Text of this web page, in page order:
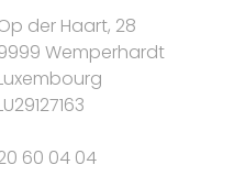
der Haart, 28
Wemperhardt
60 04 04